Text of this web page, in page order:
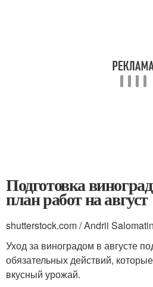
Подготовка
план работ на август
shutterstock.com / Andrii Salomatin
Уход за виноградом в августе
обязательных действий,
вкусный урожай.